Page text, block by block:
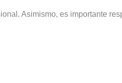
Asimismo, es importante